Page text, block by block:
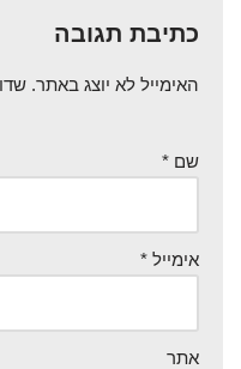
כתיבת תגובה
האימייל לא יוצג באתר.
שם *
אימייל *
אתר